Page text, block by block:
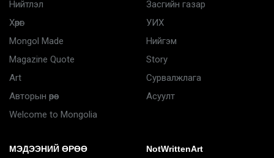
Нийтлэл
Хөрөг
Mongol Made
Magazine Quote
Art
Авторын өрөө
Welcome to Mongolia
Засгийн газар
УИХ
Нийгэм
Story
Сурвалжлага
Асуулт
МЭДЭЭНИЙ ӨРӨӨ NotWrittenArt